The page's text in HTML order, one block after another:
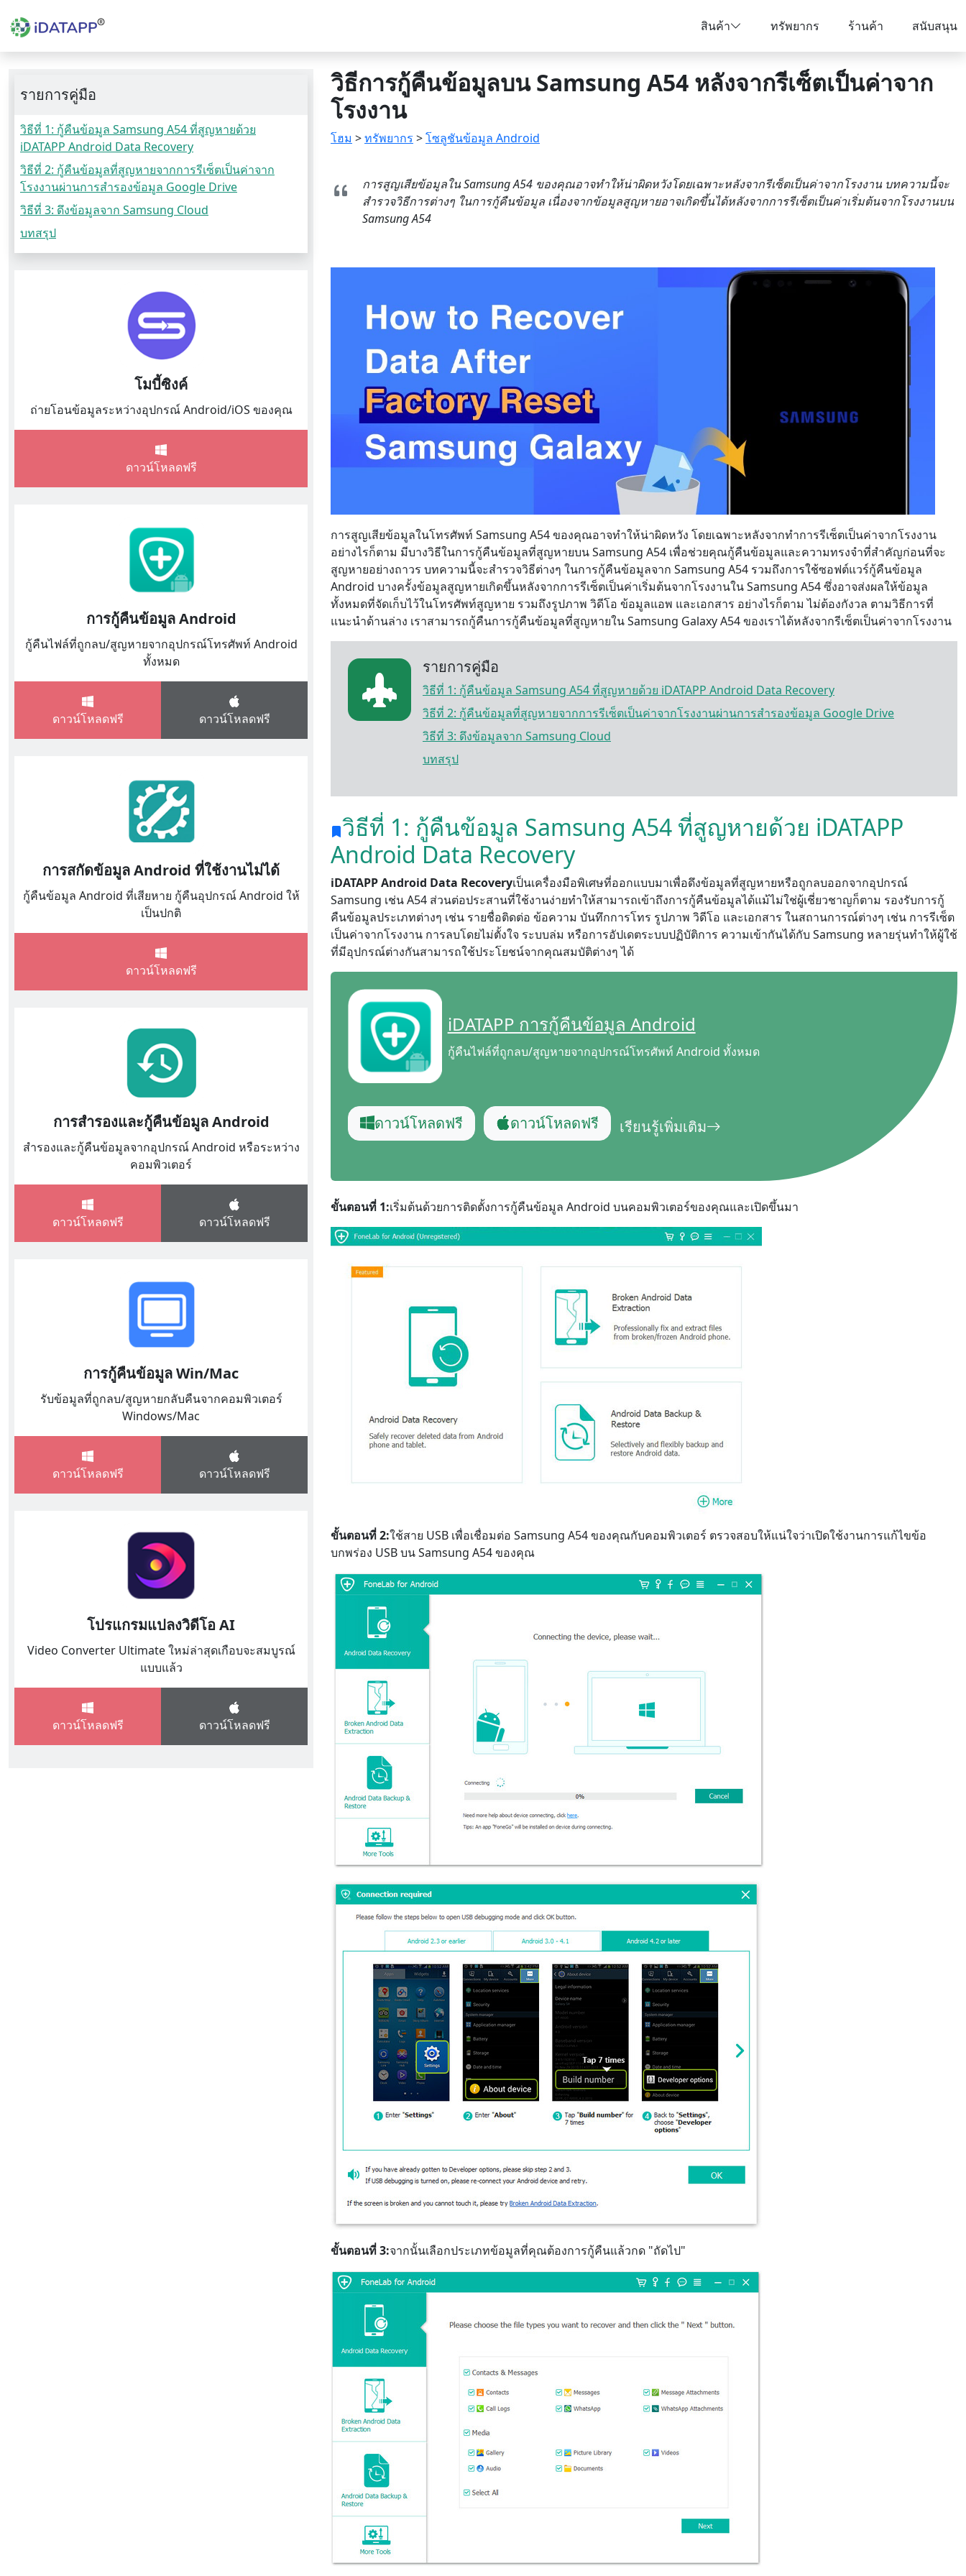
สินค้า ทรัพยากร ร้านค้า สนับสนุน
รายการคู่มือ
วิธีที่ 1: กู้คืนข้อมูล Samsung A54 ที่สูญหายด้วย
iDATAPP Android Data Recovery
วิธีที่ 2: กู้คืนข้อมูลที่สูญหายจากการรีเซ็ตเป็นค่าจาก
โรงงานผ่านการสำรองข้อมูล Google Drive
วิธีที่ 3: ดึงข้อมูลจาก Samsung Cloud
บทสรุป
โมบี้ซิงค์
ถ่ายโอนข้อมูลระหว่างอุปกรณ์ Android/iOS ของคุณ
ดาวน์โหลดฟรี
การกู้คืนข้อมูล Android
กู้คืนไฟล์ที่ถูกลบ/สูญหายจากอุปกรณ์โทรศัพท์ Android
ทั้งหมด
ดาวน์โหลดฟรี ดาวน์โหลดฟรี
การสกัดข้อมูล Android ที่ใช้งานไม่ได้
กู้คืนข้อมูล Android ที่เสียหาย กู้คืนอุปกรณ์ Android ให้
เป็นปกติ
ดาวน์โหลดฟรี
การสำรองและกู้คืนข้อมูล Android
สำรองและกู้คืนข้อมูลจากอุปกรณ์ Android หรือระหว่าง
คอมพิวเตอร์
ดาวน์โหลดฟรี ดาวน์โหลดฟรี
การกู้คืนข้อมูล Win/Mac
รับข้อมูลที่ถูกลบ/สูญหายกลับคืนจากคอมพิวเตอร์
Windows/Mac
ดาวน์โหลดฟรี ดาวน์โหลดฟรี
โปรแกรมแปลงวิดีโอ AI
Video Converter Ultimate ใหม่ล่าสุดเกือบจะสมบูรณ์
แบบแล้ว
ดาวน์โหลดฟรี ดาวน์โหลดฟรี
วิธีการกู้คืนข้อมูลบน Samsung A54 หลังจากรีเซ็ตเป็นค่าจาก
โรงงาน
โฮม >ทรัพยากร >โซลูชันข้อมูล Android
การสูญเสียข้อมูลใน Samsung A54 ของคุณอาจทำให้น่าผิดหวังโดยเฉพาะหลังจากรีเซ็ตเป็นค่าจากโรงงาน บทความนี้จะ
สำรวจวิธีการต่างๆ ในการกู้คืนข้อมูล เนื่องจากข้อมูลสูญหายอาจเกิดขึ้นได้หลังจากการรีเซ็ตเป็นค่าเริ่มต้นจากโรงงานบน
Samsung A54
การสูญเสียข้อมูลในโทรศัพท์ Samsung A54 ของคุณอาจทำให้น่าผิดหวัง โดยเฉพาะหลังจากทำการรีเซ็ตเป็นค่าจากโรงงาน
อย่างไรก็ตาม มีบางวิธีในการกู้คืนข้อมูลที่สูญหายบน Samsung A54 เพื่อช่วยคุณกู้คืนข้อมูลและความทรงจำที่สำคัญก่อนที่จะ
สูญหายอย่างถาวร บทความนี้จะสำรวจวิธีต่างๆ ในการกู้คืนข้อมูลจาก Samsung A54 รวมถึงการใช้ซอฟต์แวร์กู้คืนข้อมูล
Android บางครั้งข้อมูลสูญหายเกิดขึ้นหลังจากการรีเซ็ตเป็นค่าเริ่มต้นจากโรงงานใน Samsung A54 ซึ่งอาจส่งผลให้ข้อมูล
ทั้งหมดที่จัดเก็บไว้ในโทรศัพท์สูญหาย รวมถึงรูปภาพ วิดีโอ ข้อมูลแอพ และเอกสาร อย่างไรก็ตาม ไม่ต้องกังวล ตามวิธีการที่
แนะนำด้านล่าง เราสามารถกู้คืนการกู้คืนข้อมูลที่สูญหายใน Samsung Galaxy A54 ของเราได้หลังจากรีเซ็ตเป็นค่าจากโรงงาน
รายการคู่มือ
วิธีที่ 1: กู้คืนข้อมูล Samsung A54 ที่สูญหายด้วย iDATAPP Android Data Recovery
วิธีที่ 2: กู้คืนข้อมูลที่สูญหายจากการรีเซ็ตเป็นค่าจากโรงงานผ่านการสำรองข้อมูล Google Drive
วิธีที่ 3: ดึงข้อมูลจาก Samsung Cloud
บทสรุป
วิธีที่ 1: กู้คืนข้อมูล Samsung A54 ที่สูญหายด้วย iDATAPP
Android Data Recovery
iDATAPP Android Data Recoveryเป็นเครื่องมือพิเศษที่ออกแบบมาเพื่อดึงข้อมูลที่สูญหายหรือถูกลบออกจากอุปกรณ์
Samsung เช่น A54 ส่วนต่อประสานที่ใช้งานง่ายทำให้สามารถเข้าถึงการกู้คืนข้อมูลได้แม้ไม่ใช่ผู้เชี่ยวชาญก็ตาม รองรับการกู้
คืนข้อมูลประเภทต่างๆ เช่น รายชื่อติดต่อ ข้อความ บันทึกการโทร รูปภาพ วิดีโอ และเอกสาร ในสถานการณ์ต่างๆ เช่น การรีเซ็ต
เป็นค่าจากโรงงาน การลบโดยไม่ตั้งใจ ระบบล่ม หรือการอัปเดตระบบปฏิบัติการ ความเข้ากันได้กับ Samsung หลายรุ่นทำให้ผู้ใช้
ที่มีอุปกรณ์ต่างกันสามารถใช้ประโยชน์จากคุณสมบัติต่างๆ ได้
iDATAPP การกู้คืนข้อมูล Android
กู้คืนไฟล์ที่ถูกลบ/สูญหายจากอุปกรณ์โทรศัพท์ Android ทั้งหมด
ดาวน์โหลดฟรี ดาวน์โหลดฟรี เรียนรู้เพิ่มเติม
ขั้นตอนที่ 1:เริ่มต้นด้วยการติดตั้งการกู้คืนข้อมูล Android บนคอมพิวเตอร์ของคุณและเปิดขึ้นมา
ขั้นตอนที่ 2:ใช้สาย USB เพื่อเชื่อมต่อ Samsung A54 ของคุณกับคอมพิวเตอร์ ตรวจสอบให้แน่ใจว่าเปิดใช้งานการแก้ไขข้อ
บกพร่อง USB บน Samsung A54 ของคุณ
ขั้นตอนที่ 3:จากนั้นเลือกประเภทข้อมูลที่คุณต้องการกู้คืนแล้วกด "ถัดไป"
Nederlands Tiếng Việt
日本
Português Deutsche
Norsk
Svenska
Ελληνικά
हिंदी
தமிழ்
қазақ